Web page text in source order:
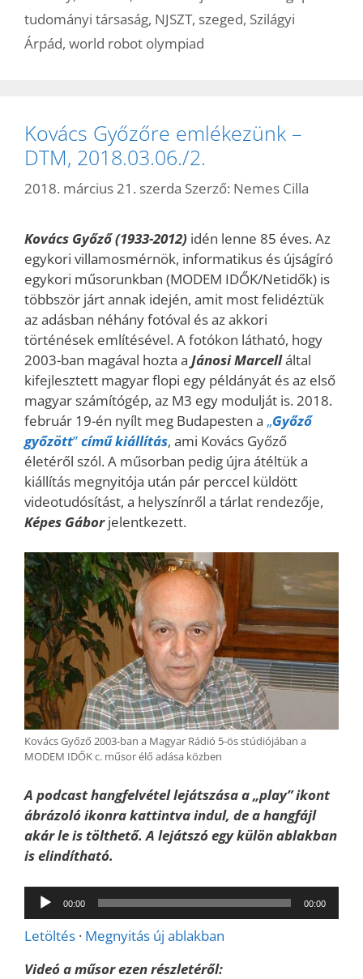
tudományi társaság, NJSZT, szeged, Szilágyi
Árpád, world robot olympiad
Kovács Győzőre emlékezünk –
DTM, 2018.03.06./2.
2018. március 21. szerda Szerző: Nemes Cilla
Kovács Győző (1933-2012) idén lenne 85 éves. Az
egykori villamosmérnök, informatikus és újságíró
egykori műsorunkban (MODEM IDŐK/Netidők) is
többször járt annak idején, amit most felidéztük
az adásban néhány fotóval és az akkori
történések említésével. A fotókon látható, hogy
2003-ban magával hozta a Jánosi Marcelláltal
kifejlesztett magyar flopi egy példányát és az első
magyar számítógép, az M3 egy modulját is. 2018.
február 19-én nyílt meg Budapesten a „Győző
győzött”című kiállítás, ami Kovács Győző
életéről szól. A műsorban pedig újra átéltük a
kiállítás megnyitója után pár perccel küldött
videotudósítást, a helyszínről a tárlat rendezője,
Képes Gábor jelentkezett.
Kovács Győző 2003-ban a Magyar Rádió 5-ös stúdiójában a
MODEM IDŐK c. műsor élő adása közben
A podcast hangfelvétel lejátszása a „play” ikont
ábrázoló ikonra kattintva indul, de a hangfájl
akár le is tölthető. A lejátszó egy külön ablakban
is elindítható.
Audió
lejátszó
00:00 00:00
Letöltés · Megnyitás új ablakban
Videó a műsor ezen részletéről: